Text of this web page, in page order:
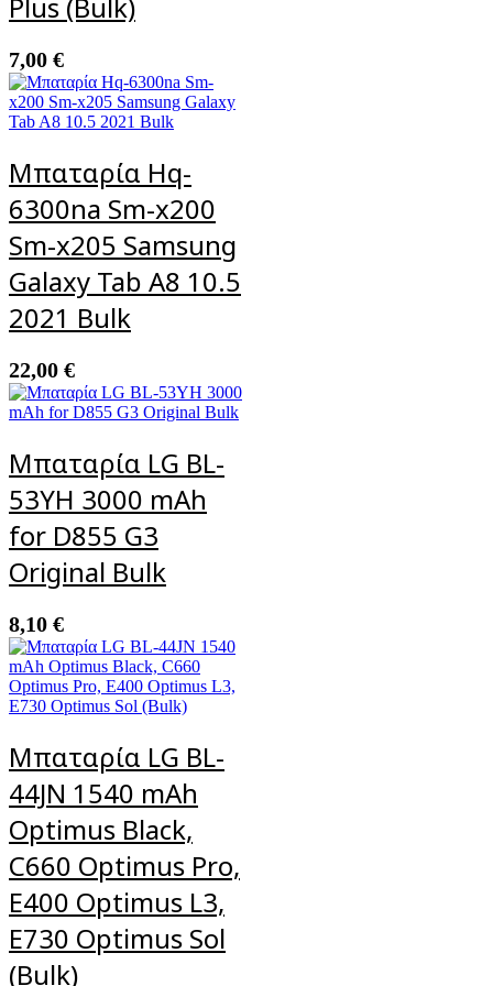
Plus (Bulk)
7,00 €
Mπαταρία Hq-
6300na Sm-x200
Sm-x205 Samsung
Galaxy Tab A8 10.5
2021 Bulk
22,00 €
Μπαταρία LG BL-
53YH 3000 mAh
for D855 G3
Original Bulk
8,10 €
Μπαταρία LG BL-
44JN 1540 mAh
Optimus Black,
C660 Optimus Pro,
E400 Optimus L3,
E730 Optimus Sol
(Bulk)